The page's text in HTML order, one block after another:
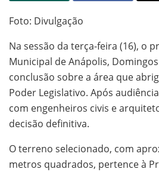
Foto: Divulgação
Na sessão da terça-feira (16), o
Municipal de Anápolis,
conclusão sobre a área que
Poder Legislativo. Após
com engenheiros civis e
decisão definitiva.
O terreno selecionado, com
metros quadrados, pertence à